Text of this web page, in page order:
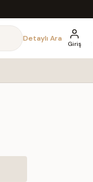
Detaylı Ara
Giriş